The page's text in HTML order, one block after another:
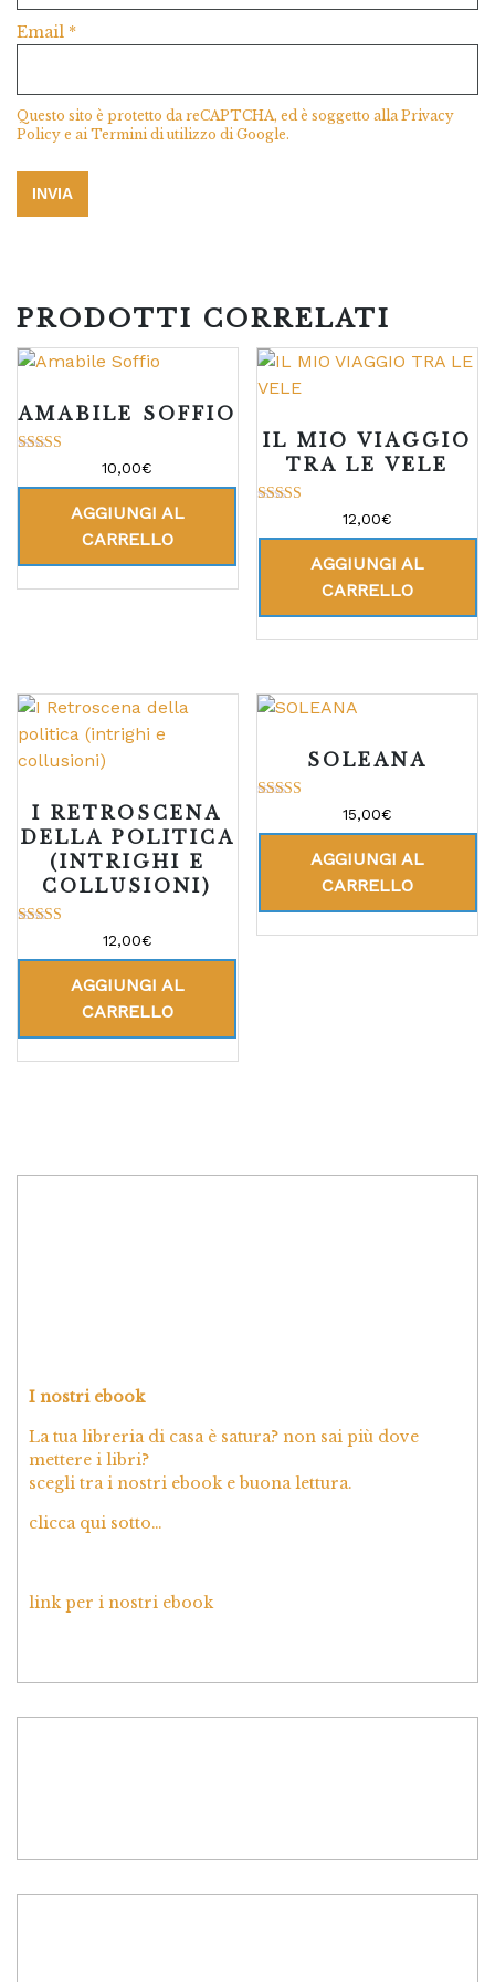
Email *
Questo sito è protetto da reCAPTCHA, ed è soggetto alla Privacy
Policy e ai Termini di utilizzo di Google.
PRODOTTI CORRELATI
AMABILE SOFFIO
su 5
10,00€
AGGIUNGI AL
CARRELLO
IL MIO VIAGGIO
TRA LE VELE
su 5
12,00€
AGGIUNGI AL
CARRELLO
I RETROSCENA
DELLA POLITICA
(INTRIGHI E
COLLUSIONI)
su 5
12,00€
AGGIUNGI AL
CARRELLO
SOLEANA
su 5
15,00€
AGGIUNGI AL
CARRELLO
I nostri ebook
La tua libreria di casa è satura? non sai più dove
mettere i libri?
scegli tra i nostri ebook e buona lettura.
clicca qui sotto…
link per i nostri ebook